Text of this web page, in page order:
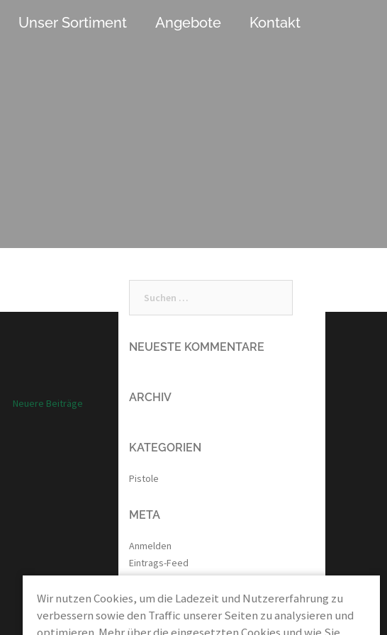
Unser Sortiment Angebote Kontakt
Neuere Beiträge
nach:
NEUESTE KOMMENTARE
ARCHIV
KATEGORIEN
Pistole
META
Anmelden
Eintrags-Feed
Kommentar-Feed
WordPress.org
Wir nutzen Cookies, um die Ladezeit und Nutzererfahrung zu
verbessern sowie den Traffic unserer Seiten zu analysieren und